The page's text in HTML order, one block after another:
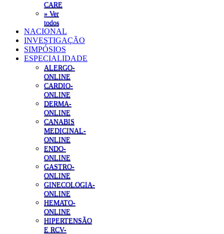
CARE
» Ver
todos
NACIONAL
INVESTIGAÇÃO
SIMPÓSIOS
ESPECIALIDADE
ALERGO-
ONLINE
CARDIO-
ONLINE
DERMA-
ONLINE
CANABIS
MEDICINAL-
ONLINE
ENDO-
ONLINE
GASTRO-
ONLINE
GINECOLOGIA-
ONLINE
HEMATO-
ONLINE
HIPERTENSÃO
E RCV-